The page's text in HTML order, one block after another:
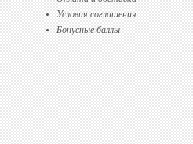
Условия соглашения
Бонусные баллы